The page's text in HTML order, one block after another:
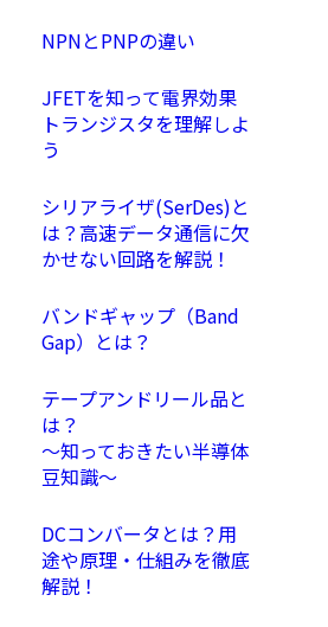
NPNとPNPの違い
JFETを知って電界効果
トランジスタを理解しよ
う
シリアライザ(SerDes)と
は？高速データ通信に欠
かせない回路を解説！
バンドギャップ（Band
Gap）とは？
テープアンドリール品と
は？
〜知っておきたい半導体
豆知識〜
DCコンバータとは？用
途や原理・仕組みを徹底
解説！